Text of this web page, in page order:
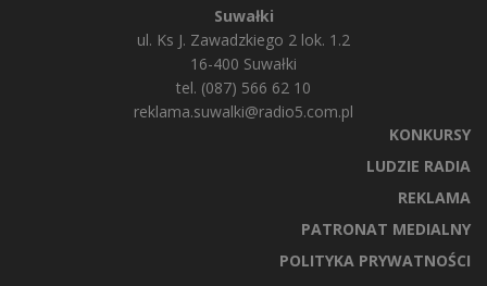
Suwałki
ul. Ks J. Zawadzkiego 2 lok. 1.2
16-400 Suwałki
tel. (087) 566 62 10
reklama.suwalki@radio5.com.pl
KONKURSY
LUDZIE RADIA
REKLAMA
PATRONAT MEDIALNY
POLITYKA PRYWATNOŚCI